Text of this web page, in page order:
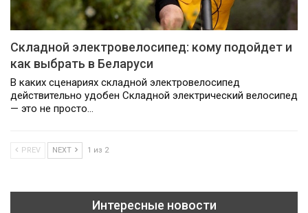
Складной электровелосипед: кому подойдет и
как выбрать в Беларуси
В каких сценариях складной электровелосипед
действительно удобен Складной электрический велосипед
— это не просто…
PREV NEXT 1 из 2
Интересные новости